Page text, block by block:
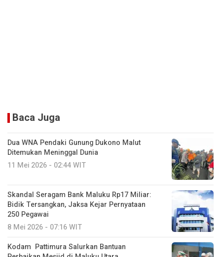
Baca Juga
Dua WNA Pendaki Gunung Dukono Malut
Ditemukan Meninggal Dunia
11 Mei 2026 - 02:44 WIT
Skandal Seragam Bank Maluku Rp17 Miliar:
Bidik Tersangkan, Jaksa Kejar Pernyataan
250 Pegawai
8 Mei 2026 - 07:16 WIT
Kodam Pattimura Salurkan Bantuan